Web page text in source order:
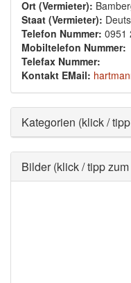
Ort (Vermieter):
Staat (Vermieter):
Telefon Nummer: 0951
Mobiltelefon Nummer:
Telefax Nummer:
Kontakt EMail:
Ausblenden
Kategorien (klick /
Ausblenden
Bilder (klick / tipp